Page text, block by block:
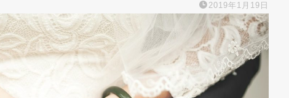
2019年1月19日